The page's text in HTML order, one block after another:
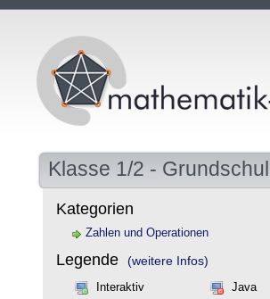
Klasse 1/2 -
Kategorien
Zahlen und Operationen
Legende (weitere Infos)
Interaktiv Java